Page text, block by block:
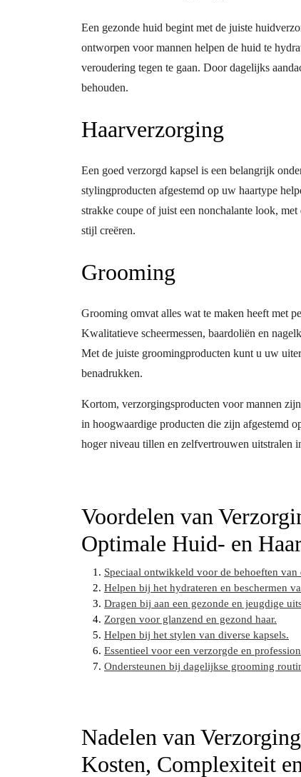
Een gezonde huid begint met de juiste
ontworpen voor mannen helpen de huid te
veroudering tegen te gaan. Door dagelijks
behouden.
Haarverzorging
Een goed verzorgd kapsel is een belangrijk
stylingproducten afgestemd op uw haartype
strakke coupe of juist een nonchalante look,
stijl creëren.
Grooming
Grooming omvat alles wat te maken heeft met
Kwalitatieve scheermessen, baardoliën en
Met de juiste groomingproducten kunt u uw
benadrukken.
Kortom, verzorgingsproducten voor mannen
in hoogwaardige producten die zijn afgestemd
hoger niveau tillen en zelfvertrouwen uitstralen
Voordelen van
Optimale Huid- en
Speciaal ontwikkeld voor de behoeften van
Helpen bij het hydrateren en beschermen
Dragen bij aan een gezonde en jeugdige
Zorgen voor glanzend en gezond haar.
Helpen bij het stylen van diverse kapsels.
Essentieel voor een verzorgde en
Ondersteunen bij dagelijkse grooming
Nadelen van
Kosten, Complexiteit